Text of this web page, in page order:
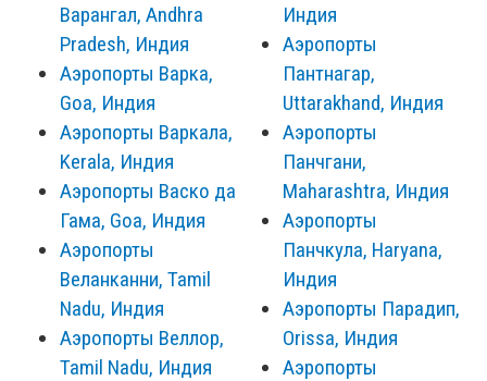
Варангал, Andhra
Pradesh, Индия
Аэропорты Варка,
Goa, Индия
Аэропорты Варкала,
Kerala, Индия
Аэропорты Васко да
Гама, Goa, Индия
Аэропорты
Веланканни, Tamil
Nadu, Индия
Аэропорты Веллор,
Tamil Nadu, Индия
Индия
Аэропорты
Пантнагар,
Uttarakhand, Индия
Аэропорты
Панчгани,
Maharashtra, Индия
Аэропорты
Панчкула, Haryana,
Индия
Аэропорты Парадип,
Orissa, Индия
Аэропорты